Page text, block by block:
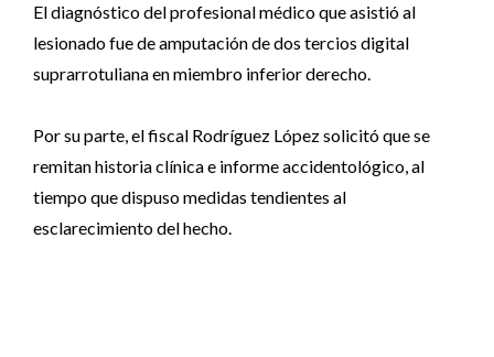
El diagnóstico del profesional médico que asistió al
lesionado fue de amputación de dos tercios digital
suprarrotuliana en miembro inferior derecho.
Por su parte, el fiscal Rodríguez López solicitó que se
remitan historia clínica e informe accidentológico, al
tiempo que dispuso medidas tendientes al
esclarecimiento del hecho.